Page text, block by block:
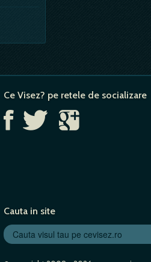
Ce Visez? pe retele de socializare
Cauta in site